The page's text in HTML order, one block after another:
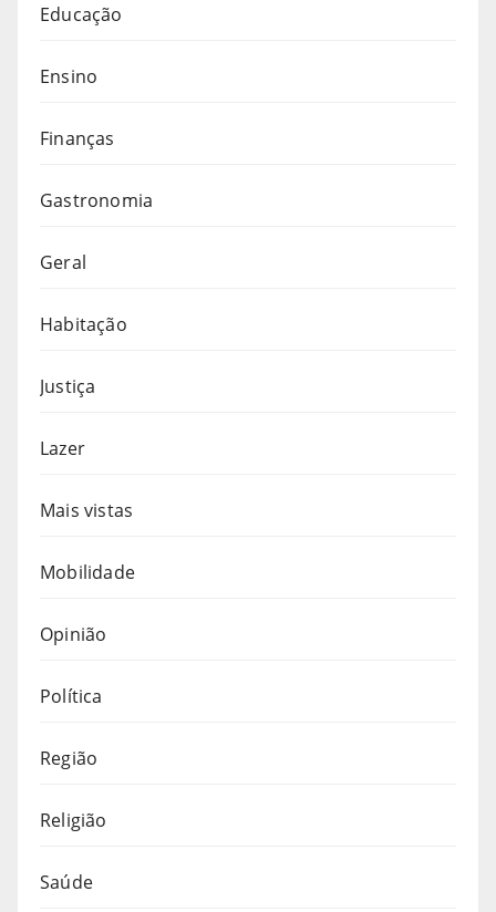
Educação
Ensino
Finanças
Gastronomia
Geral
Habitação
Justiça
Lazer
Mais vistas
Mobilidade
Opinião
Política
Região
Religião
Saúde